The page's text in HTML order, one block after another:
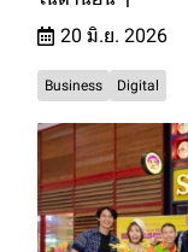
20 มิ.ย. 2026
Business Digital